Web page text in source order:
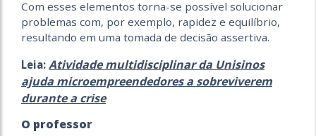
Com esses elementos torna-se possível solucionar
problemas com, por exemplo, rapidez e equilíbrio,
resultando em uma tomada de decisão assertiva.
Leia: Atividade multidisciplinar da Unisinos
ajuda microempreendedores a sobreviverem
durante a crise
O professor